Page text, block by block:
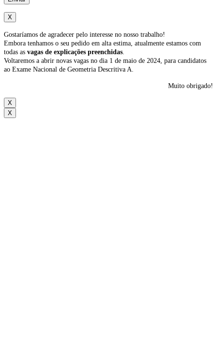
X
Gostaríamos de agradecer pelo interesse no nosso trabalho!
Embora tenhamos o seu pedido em alta estima, atualmente estamos com
todas as vagas de explicações preenchidas
Voltaremos a abrir novas vagas no dia 1 de maio de 2024, para candidatos
ao Exame Nacional de Geometria Descritiva A.
Muito obrigado!
X
X